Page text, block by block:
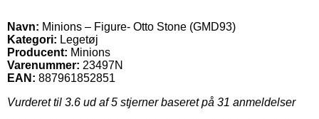
Navn: Minions – Figure- Otto Stone (GMD93)
Kategori: Legetøj
Producent: Minions
Varenummer: 23497N
EAN: 887961852851
Vurderet til 3.6 ud af 5 stjerner baseret på 31 anmeldelser